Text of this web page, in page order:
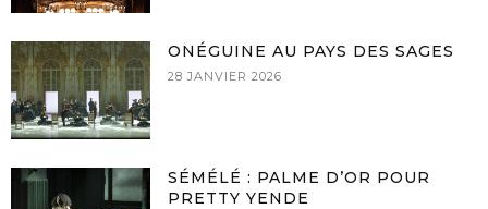
ONÉGUINE AU PAYS DES SAGES
28 JANVIER 2026
SÉMÉLÉ : PALME D’OR POUR
PRETTY YENDE